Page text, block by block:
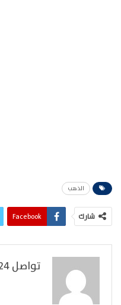
الذهب
شارك Facebook
تواصل 24